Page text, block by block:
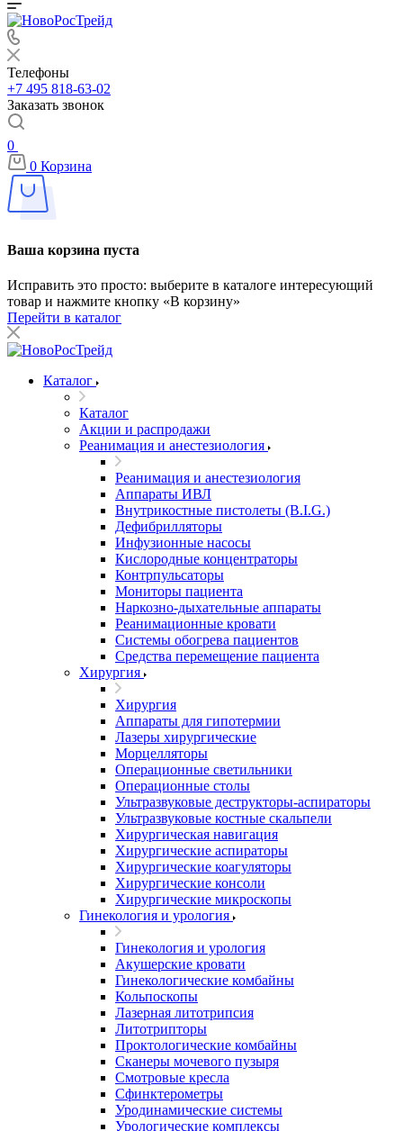
Телефоны
+7 495 818-63-02
Заказать звонок
0
0 Корзина
Ваша корзина пуста
Исправить это просто: выберите в каталоге интересующий
товар и нажмите кнопку «В корзину»
Перейти в каталог
Каталог
Каталог
Акции и распродажи
Реанимация и анестезиология
Реанимация и анестезиология
Аппараты ИВЛ
Внутрикостные пистолеты (B.I.G.)
Дефибрилляторы
Инфузионные насосы
Кислородные концентраторы
Контрпульсаторы
Мониторы пациента
Наркозно-дыхательные аппараты
Реанимационные кровати
Системы обогрева пациентов
Средства перемещение пациента
Хирургия
Хирургия
Аппараты для гипотермии
Лазеры хирургические
Морцелляторы
Операционные светильники
Операционные столы
Ультразвуковые деструкторы-аспираторы
Ультразвуковые костные скальпели
Хирургическая навигация
Хирургические аспираторы
Хирургические коагуляторы
Хирургические консоли
Хирургические микроскопы
Гинекология и урология
Гинекология и урология
Акушерские кровати
Гинекологические комбайны
Кольпоскопы
Лазерная литотрипсия
Литотрипторы
Проктологические комбайны
Сканеры мочевого пузыря
Смотровые кресла
Сфинктерометры
Уродинамические системы
Урологические комплексы